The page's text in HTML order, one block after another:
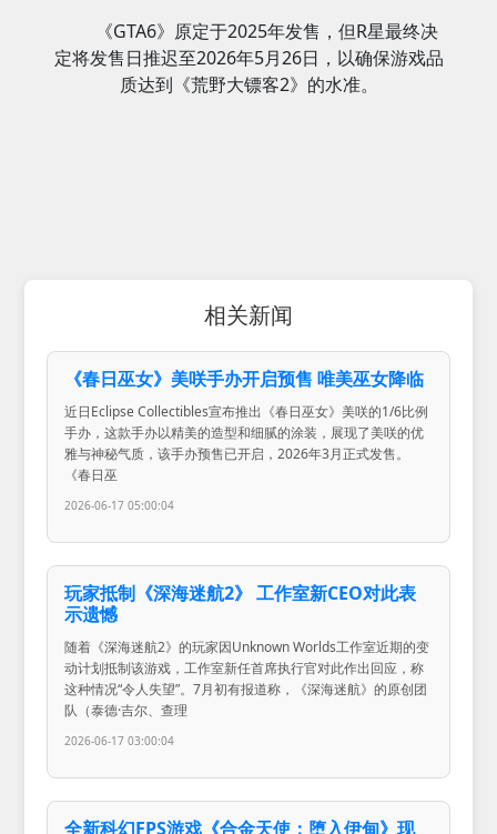
《GTA6》原定于2025年发售，但R星最终决
定将发售日推迟至2026年5月26日，以确保游戏品
质达到《荒野大镖客2》的水准。
相关新闻
《春日巫女》美咲手办开启预售 唯美巫女降临
近日Eclipse Collectibles宣布推出《春日巫女》美咲的1/6比例
手办，这款手办以精美的造型和细腻的涂装，展现了美咲的优
雅与神秘气质，该手办预售已开启，2026年3月正式发售。
《春日巫
2026-06-17 05:00:04
玩家抵制《深海迷航2》 工作室新CEO对此表
示遗憾
随着《深海迷航2》的玩家因Unknown Worlds工作室近期的变
动计划抵制该游戏，工作室新任首席执行官对此作出回应，称
这种情况“令人失望”。7月初有报道称，《深海迷航》的原创团
队（泰德·吉尔、查理
2026-06-17 03:00:04
全新科幻FPS游戏《合金天使：堕入伊甸》现